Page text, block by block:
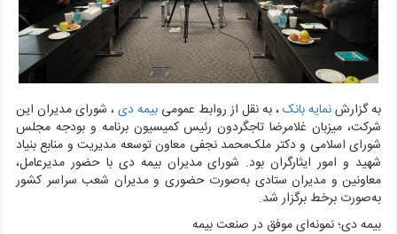
به گزارشنمایه بانک، به نقل از روابط عمومیبیمه دی،شورای مدیران این
شرکت، میزبان غلامرضا تاجگردون رئیس کمیسیون برنامه و بودجه مجلس
شورای اسلامی و دکتر ملک‌محمد نجفی معاون توسعه مدیریت و منابع بنیاد
شهید و امور ایثارگران بود. شورای مدیران بیمه دی با حضور مدیرعامل،
معاونین و مدیران ستادی به‌صورت حضوری و مدیران شعب سراسر کشور
به‌صورت برخط برگزار شد.
بیمه دی؛ نمونه‌ای موفق در صنعت بیمه